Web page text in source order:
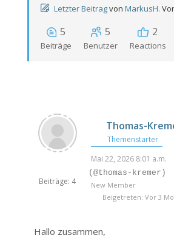
Letzter Beitragvon MarkusH.
5
Beiträge
5
Benutzer
2
Reactions
Beiträge: 4
Thomas-
Themenstarter
Mai 22, 2026 8:01 a.m.
(@thomas-kremer)
New Member
Beigetreten: Vor 3
Hallo zusammen,